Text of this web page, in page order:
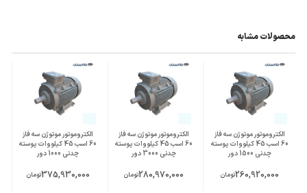
سایز فریم
سایر مشخصات
سرعت: 2 پل 2962 دور در دقیقه
مناسب برای کار دائم
جنس سیم پیچ: مس
محصولات مشابه
الکتروموتور موتوژن سه فاز
60 اسب 45 کیلووات پوسته
چدنی 1500 دور
260,920,000تومان
الکتروموتور موتوژن سه فاز
60 اسب 45 کیلووات پوسته
چدنی 3000 دور
280,970,000تومان
الکتروموتور موتوژن سه فاز
60 اسب 45 کیلووات پوسته
چدنی 1000 دور
375,930,000تومان